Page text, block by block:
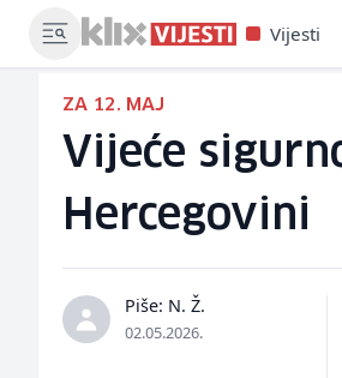
Vijesti
ZA 12. MAJ
Vijeće
Hercegovini
Piše: N. Ž.
02.05.2026.